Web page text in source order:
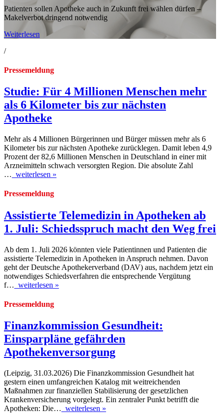
Patienten sollen Apotheke auch in Zukunft frei wählen dürfen –
Makelverbot dringend notwendig
Weiterlesen
/
Pressemeldung
Studie: Für 4 Millionen Menschen mehr
als 6 Kilometer bis zur nächsten
Apotheke
Mehr als 4 Millionen Bürgerinnen und Bürger müssen mehr als 6
Kilometer bis zur nächsten Apotheke zurücklegen. Damit leben 4,9
Prozent der 82,6 Millionen Menschen in Deutschland in einer mit
Arzneimitteln schwach versorgten Region. Die absolute Zahl
… weiterlesen »
Pressemeldung
Assistierte Telemedizin in Apotheken ab
1. Juli: Schiedsspruch macht den Weg frei
Ab dem 1. Juli 2026 könnten viele Patientinnen und Patienten die
assistierte Telemedizin in Apotheken in Anspruch nehmen. Davon
geht der Deutsche Apothekerverband (DAV) aus, nachdem jetzt ein
notwendiges Schiedsverfahren die entsprechende Vergütung
f… weiterlesen »
Pressemeldung
Finanzkommission Gesundheit:
Einsparpläne gefährden
Apothekenversorgung
(Leipzig, 31.03.2026) Die Finanzkommission Gesundheit hat
gestern einen umfangreichen Katalog mit weitreichenden
Maßnahmen zur finanziellen Stabilisierung der gesetzlichen
Krankenversicherung vorgelegt. Ein zentraler Punkt betrifft die
Apotheken: Die… weiterlesen »